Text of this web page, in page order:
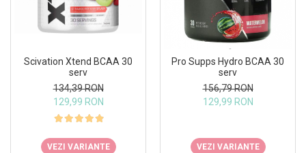
Skill Nutrition
Smart Shake
Under Armour
Scivation Xtend BCAA 30
serv
134,39 RON
129,99 RON
VEZI VARIANTE
Pro Supps Hydro BCAA 30
serv
156,79 RON
129,99 RON
VEZI VARIANTE